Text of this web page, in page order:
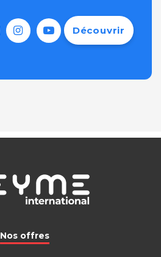
Découvrir
Nos offres